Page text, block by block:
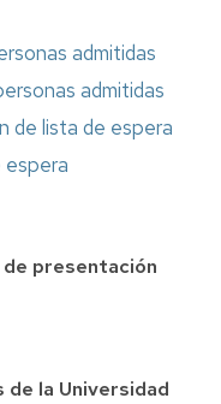
admitidas
admitidas
de lista de espera
espera
presentación
de la Universidad